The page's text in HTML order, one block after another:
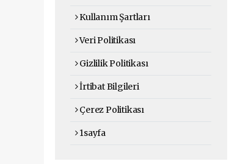
Kullanım Şartları
Veri Politikası
Gizlilik Politikası
İrtibat Bilgileri
Çerez Politikası
1sayfa